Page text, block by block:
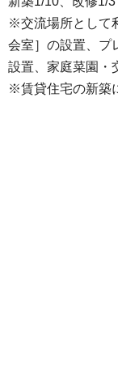
※交流場所として
会室］の設置、プ
設置、家庭菜園・
※賃貸住宅の新築